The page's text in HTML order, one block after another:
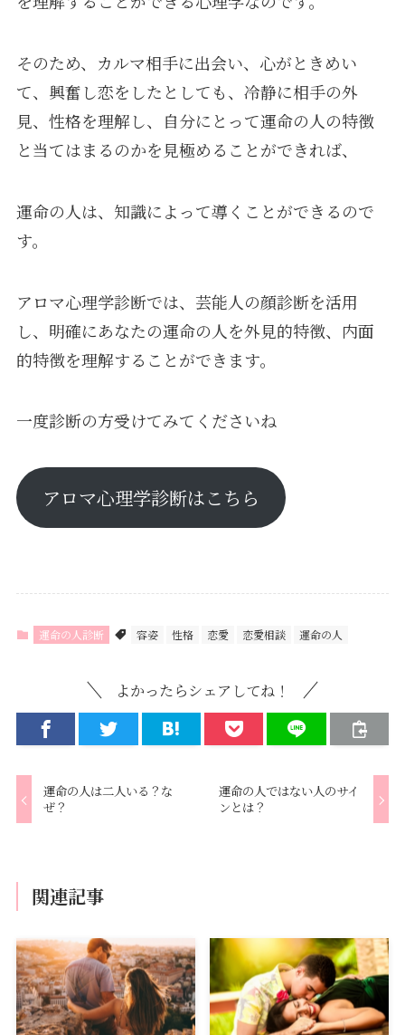
そのため、カルマ相手に出会い、心がときめい
て、興奮し恋をしたとしても、冷静に相手の外
見、性格を理解し、自分にとって運命の人の特徴
と当てはまるのかを見極めることができれば、
運命の人は、知識によって導くことができるので
す。
アロマ心理学診断では、芸能人の顔診断を活用
し、明確にあなたの運命の人を外見的特徴、内面
的特徴を理解することができます。
一度診断の方受けてみてくださいね
アロマ心理学診断はこちら
運命の人診断 容姿 性格 恋愛 恋愛相談 運命の人
よかったらシェアしてね！
運命の人は二人いる？な
ぜ？
運命の人ではない人のサイ
ンとは？
関連記事